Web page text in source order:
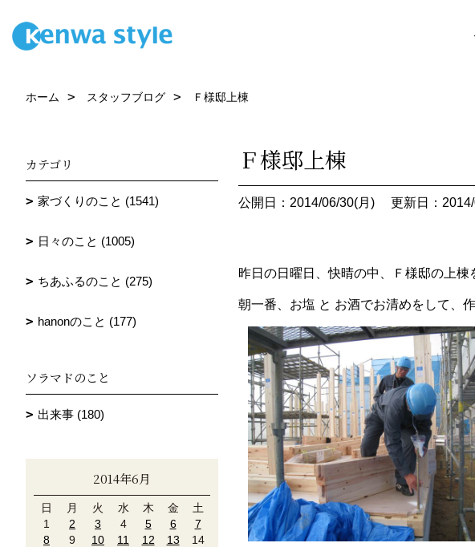
ホーム スタッフブログ Ｆ様邸上棟
Ｆ様邸上棟
公開日：2014/06/30(月) 更新日：
昨日の日曜日、快晴の中、Ｆ様邸の上棟
朝一番、お塩 と お酒でお清めをして、作
カテゴリ
家づくりのこと (1541)
日々のこと (1005)
ちあふるのこと (275)
hanonのこと (177)
ソラマドのこと
出来事 (180)
2014年6月
日 月 火 水 木 金
土
1
2 3 4 5 6
7
8
9 10 11 12 13
14